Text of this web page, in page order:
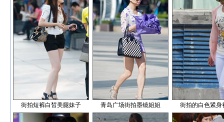
街拍短裤白皙美腿妹子 青岛广场街拍墨镜姐姐 街拍的白色紧身